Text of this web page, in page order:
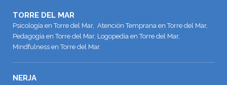
TORRE DEL MAR
Psicología en Torre del Mar, Atención Temprana en Torre del Mar,
Pedagogía en Torre del Mar, Logopedia en Torre del Mar,
Mindfulness en Torre del Mar.
NERJA